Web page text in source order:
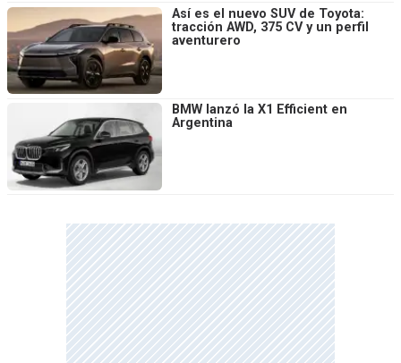
Así es el nuevo SUV de Toyota:
tracción AWD, 375 CV y un perfil
aventurero
BMW lanzó la X1 Efficient en
Argentina